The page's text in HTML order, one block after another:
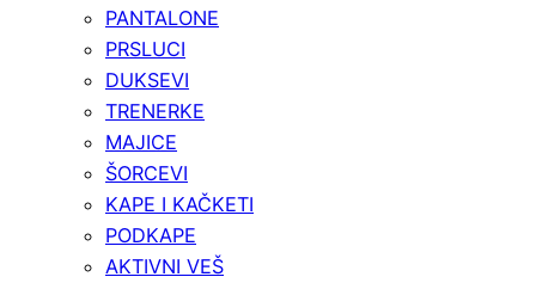
PANTALONE
PRSLUCI
DUKSEVI
TRENERKE
MAJICE
ŠORCEVI
KAPE I KAČKETI
PODKAPE
AKTIVNI VEŠ